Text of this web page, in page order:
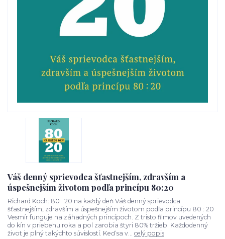
Váš denný sprievodca šťastnejším, zdravším a
úspešnejším životom podľa princípu 80:20
Richard Koch: 80 : 20 na každý deň Váš denný sprievodca
šťastnejším, zdravším a úspešnejším životom podľa princípu 80 : 20
Vesmír funguje na záhadných princípoch. Z tristo filmov uvedených
do kín v priebehu roka a pol zarobia štyri 80% tržieb. Každodenný
život je plný takýchto súvislostí. Keď sa v... celý popis